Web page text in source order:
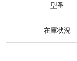
型番
在庫状況